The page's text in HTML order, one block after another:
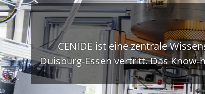
CENIDE ist eine zentrale
Duisburg-Essen vertritt. Das